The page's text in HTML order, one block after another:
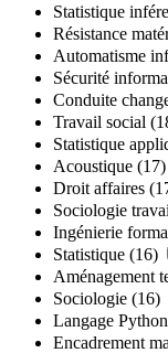
Statistique
Résistance
Automatisme
Sécurité
Conduite
Travail social
Statistique
Acoustique (17)
Droit affaires
Sociologie
Ingénierie
Statistique (16)
Aménagement
Sociologie (16)
Langage Python
Encadrement